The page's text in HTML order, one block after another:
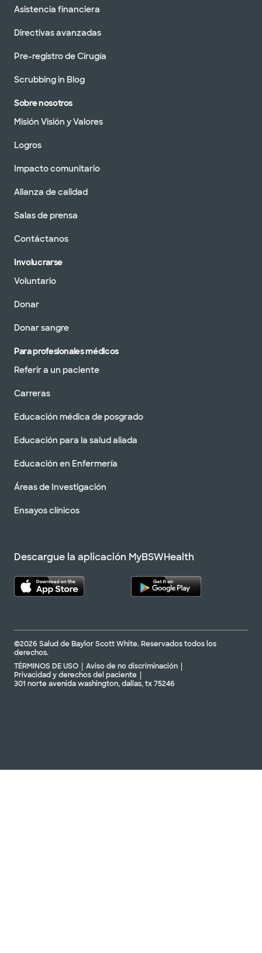
Asistencia financiera
Directivas avanzadas
Pre-registro de Cirugía
Scrubbing in Blog
Sobre nosotros
Misión Visión y Valores
Logros
Impacto comunitario
Alianza de calidad
Salas de prensa
Contáctanos
Involucrarse
Voluntario
Donar
Donar sangre
Para profesionales médicos
Referir a un paciente
Carreras
Educación médica de posgrado
Educación para la salud aliada
Educación en Enfermería
Áreas de Investigación
Ensayos clínicos
Descargue la aplicación MyBSWHealth
©2026 Salud de Baylor Scott White. Reservados todos los
derechos.
TÉRMINOS DE USO
Aviso de no discriminación
Privacidad y derechos del paciente
301 norte avenida washington, dallas, tx 75246